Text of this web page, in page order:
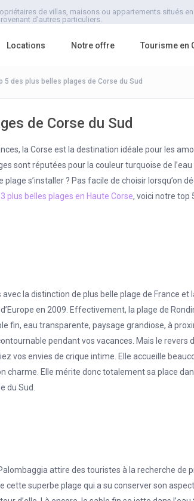
de villas, maisons ou appartements situés
d’autres particuliers.
Locations Notre offre Tourisme en
5 des plus belles plages de Corse du Sud
de Corse du Sud
la Corse est la destination idéale pour les
sont réputées pour la couleur turquoise de
s’installer ? Pas facile de choisir lorsqu’on
3 plus belles plages en Haute Corse, voici notre top
la distinction de plus belle plage de France et
en 2009. Effectivement, la plage de
fin, eau transparente, paysage grandiose, à
pendant vos vacances. Mais le revers
vos envies de crique intime. Elle accueille
charme. Elle mérite donc totalement sa place
du Sud.
attire des touristes à la recherche de
cette superbe plage qui a su conserver son